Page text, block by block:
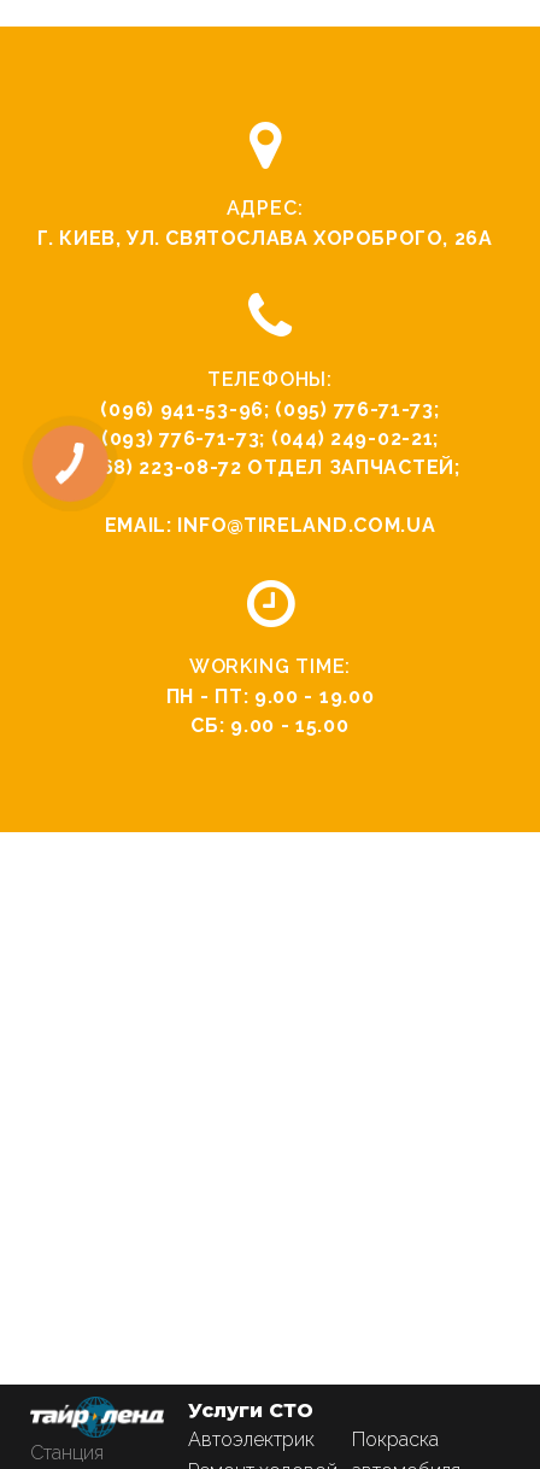
АДРЕС:
Г. КИЕВ, УЛ. СВЯТОCЛАВА ХОРОБРОГО, 26А
ТЕЛЕФОНЫ:
(096) 941-53-96; (095) 776-71-73;
(093) 776-71-73; (044) 249-02-21;
(068) 223-08-72 ОТДЕЛ ЗАПЧАСТЕЙ;
EMAIL: INFO@TIRELAND.COM.UA
WORKING TIME:
ПН - ПТ: 9.00 - 19.00
СБ: 9.00 - 15.00
Станция
Услуги СТО
Автоэлектрик
Покраска